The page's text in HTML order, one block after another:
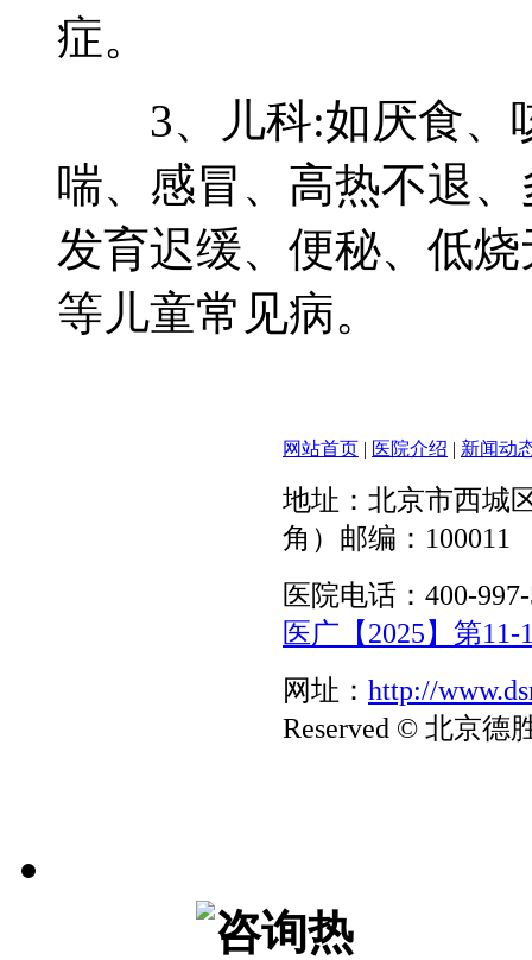
症。
3、儿科:如厌食、
喘、感冒、高热不退
发育迟缓、便秘、低
等儿童常见病。
网站首页 | 医院介绍 | 新闻动
地址：北京市西城
角）邮编：100011
医院电话：400-
医广【2025】第11-
网址： http://
Reserved © 北京德